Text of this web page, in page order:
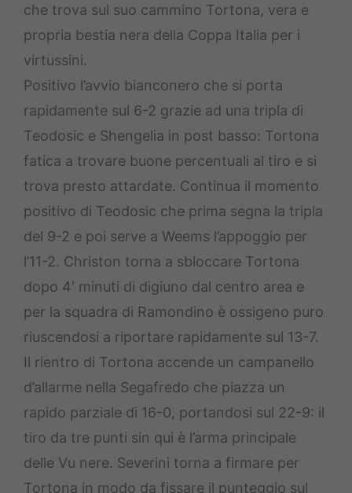
che trova sul suo cammino Tortona, vera e
propria bestia nera della Coppa Italia per i
virtussini.
Positivo l’avvio bianconero che si porta
rapidamente sul 6-2 grazie ad una tripla di
Teodosic e Shengelia in post basso: Tortona
fatica a trovare buone percentuali al tiro e si
trova presto attardate. Continua il momento
positivo di Teodosic che prima segna la tripla
del 9-2 e poi serve a Weems l’appoggio per
l’11-2. Christon torna a sbloccare Tortona
dopo 4′ minuti di digiuno dal centro area e
per la squadra di Ramondino è ossigeno puro
riuscendosi a riportare rapidamente sul 13-7.
Il rientro di Tortona accende un campanello
d’allarme nella Segafredo che piazza un
rapido parziale di 16-0, portandosi sul 22-9: il
tiro da tre punti sin qui è l’arma principale
delle Vu nere. Severini torna a firmare per
Tortona in modo da fissare il punteggio sul